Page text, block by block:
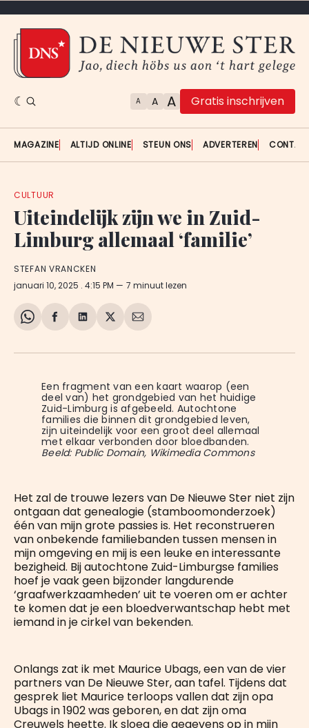
A A A Gratis inschrijven
MAGAZINE ALTIJD ONLINE STEUN ONS ADVERTEREN
CULTUUR
Uiteindelijk zijn we in Zuid-
Limburg allemaal ‘familie’
STEFAN VRANCKEN
januari 10, 2025 . 4:15 PM 7 minuut lezen
Share
WhatsApp
Delen
Facebook
Delen
LinkedIn
Share
X
Deel
E-
Een fragment van een kaart waarop (een
deel van) het grondgebied van het huidige
Zuid-Limburg is afgebeeld. Autochtone
families die binnen dit grondgebied leven,
zijn uiteindelijk voor een groot deel allemaal
Beeld: Public Domain, Wikimedia Commons
Het zal de trouwe lezers van De Nieuwe Ster niet zijn
ontgaan dat genealogie (stamboomonderzoek)
één van mijn grote passies is. Het reconstrueren
van onbekende familiebanden tussen mensen in
mijn omgeving en mij is een leuke en interessante
bezigheid. Bij autochtone Zuid-Limburgse families
hoef je vaak geen bijzonder langdurende
‘graafwerkzaamheden’ uit te voeren om er achter
te komen dat je een bloedverwantschap hebt met
iemand in je cirkel van bekenden.
Onlangs zat ik met Maurice Ubags, een van de vier
partners van De Nieuwe Ster, aan tafel. Tijdens dat
gesprek liet Maurice terloops vallen dat zijn opa
Ubags in 1902 was geboren, en dat zijn oma
Creuwels heette. Ik sloeg die gegevens op in mijn